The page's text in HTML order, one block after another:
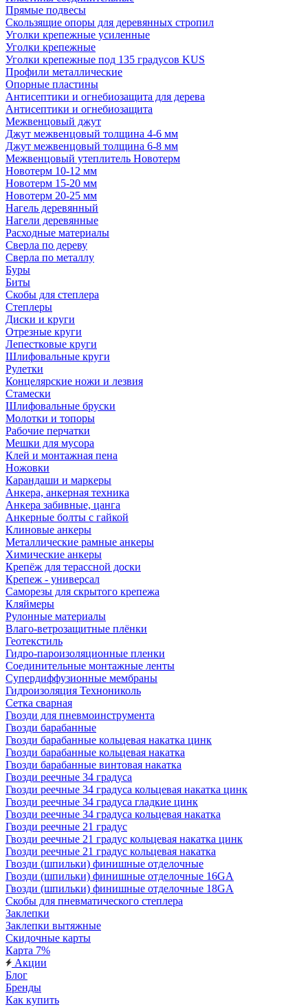
Прямые подвесы
Скользящие опоры для деревянных стропил
Уголки крепежные усиленные
Уголки крепежные
Уголки крепежные под 135 градусов KUS
Профили металлические
Опорные пластины
Антисептики и огнебиозащита для дерева
Антисептики и огнебиозащита
Межвенцовый джут
Джут межвенцовый толщина 4-6 мм
Джут межвенцовый толщина 6-8 мм
Межвенцовый утеплитель Новотерм
Новотерм 10-12 мм
Новотерм 15-20 мм
Новотерм 20-25 мм
Нагель деревянный
Нагели деревянные
Расходные материалы
Сверла по дереву
Сверла по металлу
Буры
Биты
Скобы для степлера
Степлеры
Диски и круги
Отрезные круги
Лепестковые круги
Шлифовальные круги
Рулетки
Концелярские ножи и лезвия
Стамески
Шлифовальные бруски
Молотки и топоры
Рабочие перчатки
Мешки для мусора
Клей и монтажная пена
Ножовки
Карандаши и маркеры
Анкера, анкерная техника
Анкера забивные, цанга
Анкерные болты с гайкой
Клиновые анкеры
Металлические рамные анкеры
Химические анкеры
Крепёж для терассной доски
Крепеж - универсал
Саморезы для скрытого крепежа
Кляймеры
Рулонные материалы
Влаго-ветрозащитные плёнки
Геотекстиль
Гидро-пароизоляционные пленки
Соединительные монтажные ленты
Супердиффузионные мембраны
Гидроизоляция Технониколь
Сетка сварная
Гвозди для пневмоинструмента
Гвозди барабанные
Гвозди барабанные кольцевая накатка цинк
Гвозди барабанные кольцевая накатка
Гвозди барабанные винтовая накатка
Гвозди реечные 34 градуса
Гвозди реечные 34 градуса кольцевая накатка цинк
Гвозди реечные 34 градуса гладкие цинк
Гвозди реечные 34 градуса кольцевая накатка
Гвозди реечные 21 градус
Гвозди реечные 21 градус кольцевая накатка цинк
Гвозди реечные 21 градус кольцевая накатка
Гвозди (шпильки) финишные отделочные
Гвозди (шпильки) финишные отделочные 16GA
Гвозди (шпильки) финишные отделочные 18GA
Скобы для пневматического степлера
Заклепки
Заклепки вытяжные
Скидочные карты
Карта 7%
Акции
Блог
Бренды
Как купить